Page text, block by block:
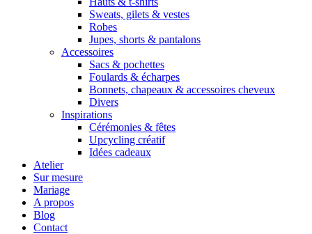
Sweats, gilets & vestes
Robes
Jupes, shorts & pantalons
Accessoires
Sacs & pochettes
Foulards & écharpes
Bonnets, chapeaux & accessoires cheveux
Divers
Inspirations
Cérémonies & fêtes
Upcycling créatif
Idées cadeaux
Atelier
Sur mesure
Mariage
A propos
Blog
Contact